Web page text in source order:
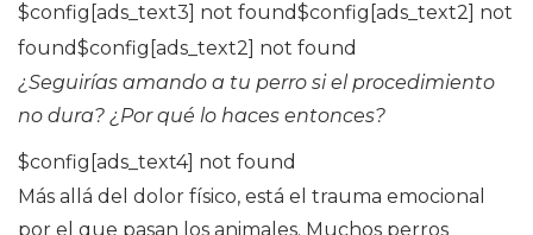
$config[ads_text3] not found$config[ads_text2] not
found$config[ads_text2] not found
¿Seguirías amando a tu perro si el procedimiento
no dura? ¿Por qué lo haces entonces?
$config[ads_text4] not found
Más allá del dolor físico, está el trauma emocional
por el que pasan los animales. Muchos perros